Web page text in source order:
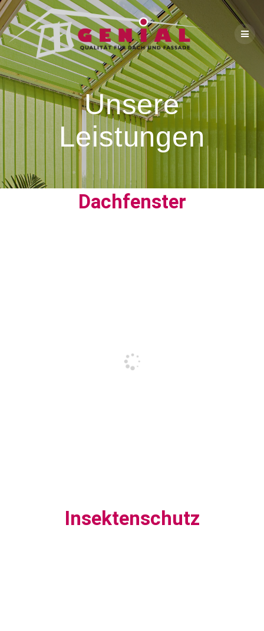
Unsere
Leistungen
Dachfenster
Insektenschutz